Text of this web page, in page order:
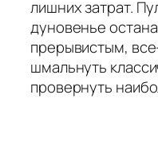
лишних затрат.
дуновенье
прерывистым,
шмальнуть
провернуть